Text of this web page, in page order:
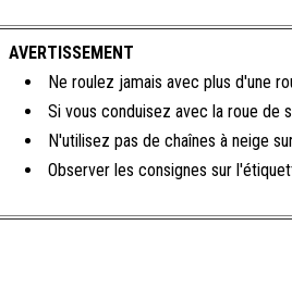
AVERTISSEMENT
Ne roulez jamais avec plus d'une
Si vous conduisez avec la roue de
N'utilisez pas de chaînes à neige
Observer les consignes sur